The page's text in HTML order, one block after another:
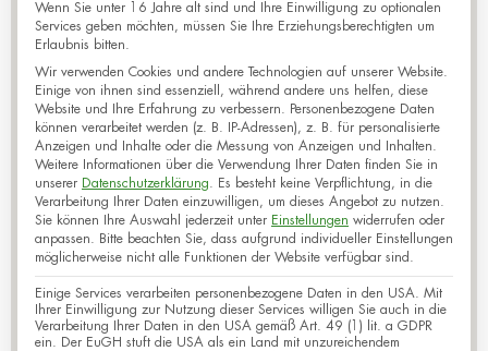
Wenn Sie unter 16 Jahre alt sind und Ihre Einwilligung zu optionalen
Services geben möchten, müssen Sie Ihre Erziehungsberechtigten um
Erlaubnis bitten.
Wir verwenden Cookies und andere Technologien auf unserer Website.
Einige von ihnen sind essenziell, während andere uns helfen, diese
Website und Ihre Erfahrung zu verbessern.
Personenbezogene Daten
können verarbeitet werden (z. B. IP-Adressen), z. B. für personalisierte
Anzeigen und Inhalte oder die Messung von Anzeigen und Inhalten.
Weitere Informationen über die Verwendung Ihrer Daten finden Sie in
unserer Datenschutzerklärung
Es besteht keine Verpflichtung, in die
Verarbeitung Ihrer Daten einzuwilligen, um dieses Angebot zu nutzen.
Sie können Ihre Auswahl jederzeit unter Einstellungen widerrufen oder
anpassen.
Bitte beachten Sie, dass aufgrund individueller Einstellungen
möglicherweise nicht alle Funktionen der Website verfügbar sind.
Einige Services verarbeiten personenbezogene Daten in den USA. Mit
Ihrer Einwilligung zur Nutzung dieser Services willigen Sie auch in die
Verarbeitung Ihrer Daten in den USA gemäß Art. 49 (1) lit. a GDPR
ein. Der EuGH stuft die USA als ein Land mit unzureichendem